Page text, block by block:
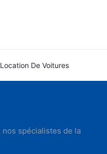
De Voitures
spécialistes de la